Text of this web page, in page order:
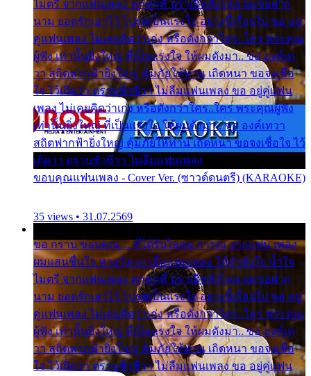
ไมตรี จากแฟนเพลง ทุกทุกที่ ปราณีหลั่งไหล ผมขอฝาก
นาม ยอดรักเอาไว้ โปรดเป็นแรงใจ อย่างนี้เรื่อยไป ขอ อยู่
คู่แฟนเพลง ไม่เคยคิดว่าเก่ง หรือดังกว่าใคร..ใคร พระคุณ
ผู้ฟัง เท่านั้นยิ่งใหญ่ ที่เป็นแรงใจ ให้ผมดังมา.. ขอ องค์เท
วา สถิตฟากฟ้ายิ่งใหญ่ คุ้มภัยให้ท่าน เถิดหนา ขอจงเชื่อ
ใจ ไว้เถิดว่า ตราบชั่วชีวา ไม่ลืมแฟนเพลง ขอ อยู่คู่แฟน
เพลง ไม่เคยคิดว่าเก่ง หรือดังกว่าใคร..ใคร พระคุณผู้ฟัง
เท่านั้นยิ่งใหญ่ ที่เป็นแรงใจ ให้ผมดังมา.. ขอ องค์เทวา
สถิตฟากฟ้ายิ่งใหญ่ คุ้มภัยให้ท่าน เถิดหนา ขอจงเชื่อใจ ไว้
เถิดว่า ตราบชั่วชีวา ไม่ลืมแฟนเพลง
ขอบคุณแฟนเพลง - Cover Ver. (ซาวด์ดนตรี) (KARAOKE)
35 views • 31.07.2569
ขอ กราบ ขอบคุณ.... ที่ได้รับไออุ่น การุณ จากแฟน เพลง
ผมแสนชื่นใจ หายวังเวง เมื่อแฟนเพลง ให้กำลังใจ น้ำใจ
ไมตรี จากแฟนเพลง ทุกทุกที่ ปราณีหลั่งไหล ผมขอฝาก
นาม ยอดรักเอาไว้ โปรดเป็นแรงใจ อย่างนี้เรื่อยไป ขอ อยู่
คู่แฟนเพลง ไม่เคยคิดว่าเก่ง หรือดังกว่าใคร..ใคร พระคุณ
ผู้ฟัง เท่านั้นยิ่งใหญ่ ที่เป็นแรงใจ ให้ผมดังมา.. ขอ องค์เท
วา สถิตฟากฟ้ายิ่งใหญ่ คุ้มภัยให้ท่าน เถิดหนา ขอจงเชื่อ
ใจ ไว้เถิดว่า ตราบชั่วชีวา ไม่ลืมแฟนเพลง ขอ อยู่คู่แฟน